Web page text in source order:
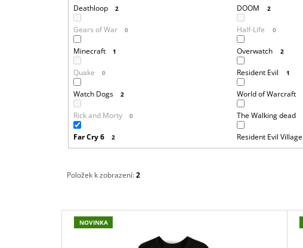
Deathloop 2 DOOM 2
Gears of War 0 Half-Life 0
Minecraft 1 Overwatch 2
Quake 0 Resident Evil 1
Watch Dogs 2 World of Warcraft
Rick and Morty 0 The Walking dead
Far Cry 6 2 Resident Evil Village
Položek k zobrazení:2
V NOVINKA